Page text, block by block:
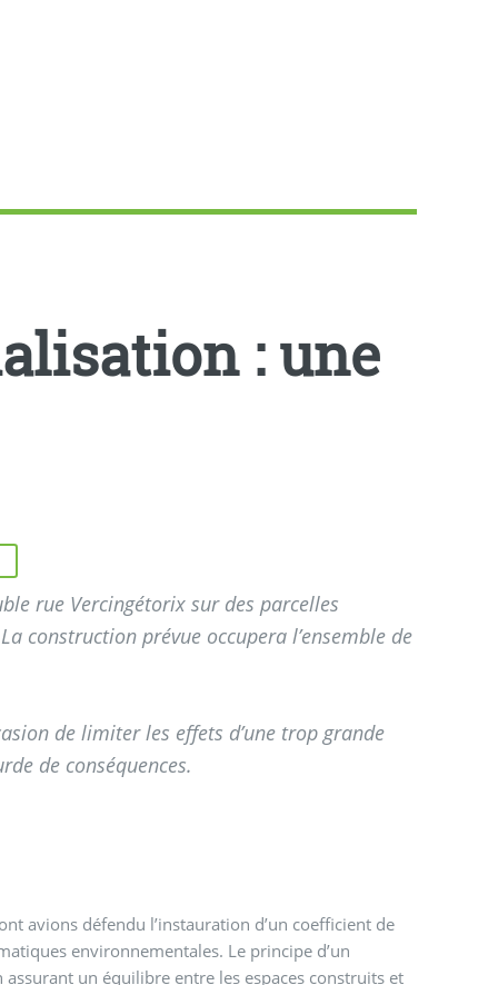
: une
rue Vercingétorix sur des parcelles
construction prévue occupera l’ensemble de
de limiter les effets d’une trop grande
de conséquences.
avions défendu l’instauration d’un coefficient de
environnementales. Le principe d’un
un équilibre entre les espaces construits et